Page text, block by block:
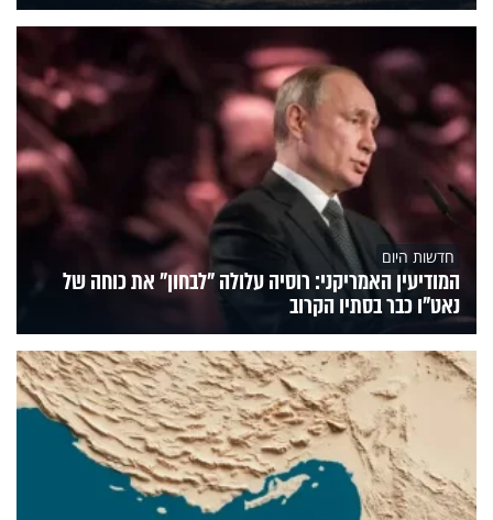
חדשות היום
המודיעין האמריקני: רוסיה עלולה "לבחון" את כוחה של
נאט"ו כבר בסתיו הקרוב